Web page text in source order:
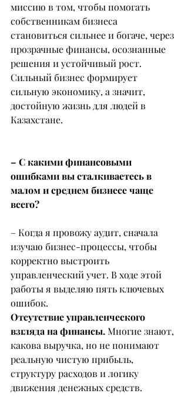
миссию в том, чтобы помогать
собственникам бизнеса
становиться сильнее и богаче, через
прозрачные финансы, осознанные
решения и устойчивый рост.
Сильный бизнес формирует
сильную экономику, а значит,
достойную жизнь для людей в
Казахстане.
– С какими финансовыми
ошибками вы сталкиваетесь в
малом и среднем бизнесе чаще
всего?
– Когда я провожу аудит, сначала
изучаю бизнес-процессы, чтобы
корректно выстроить
управленческий учет. В ходе этой
работы я выделяю пять ключевых
ошибок.
Отсутствие управленческого
взгляда на финансы. Многие знают,
какова выручка, но не понимают
реальную чистую прибыль,
структуру расходов и логику
движения денежных средств.